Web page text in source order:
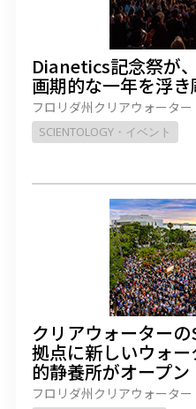
Dianetics記念祭が
画期的な一年を浮
フロリダ州クリアウォーター
SCIENTOLOGY・イベント
クリアウォーター
拠点に新しいウォ
的静養所がオープン
フロリダ州クリアウォーター